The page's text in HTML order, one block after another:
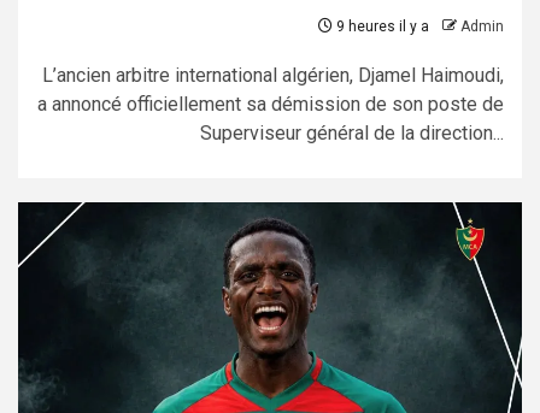
9 heures il y a Admin
L’ancien arbitre international algérien, Djamel Haimoudi,
a annoncé officiellement sa démission de son poste de
Superviseur général de la direction...